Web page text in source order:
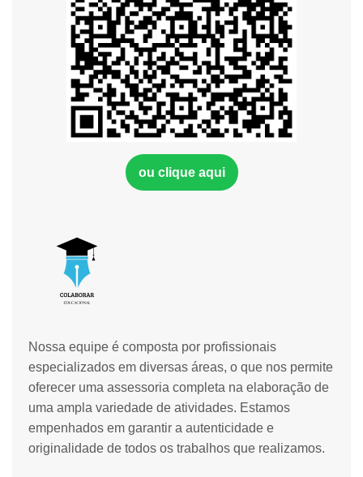
Nossa equipe é composta por profissionais
especializados em diversas áreas, o que nos permite
oferecer uma assessoria completa na elaboração de
uma ampla variedade de atividades. Estamos
empenhados em garantir a autenticidade e
originalidade de todos os trabalhos que realizamos.
ou clique aqui